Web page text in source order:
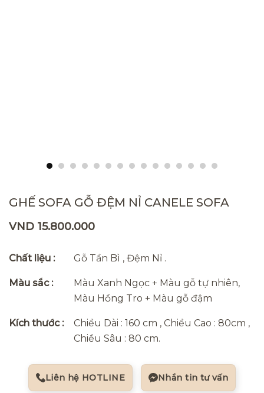
GHẾ SOFA GỖ ĐỆM NỈ CANELE SOFA
VND 15.800.000
Chất liệu : Gỗ Tần Bì , Đệm Nỉ .
Màu sắc :
Màu Xanh Ngọc + Màu gỗ tự nhiên,
Màu Hồng Tro + Màu gỗ đậm
Kích thước :
Chiều Dài : 160 cm , Chiều Cao : 80cm ,
Chiều Sâu : 80 cm.
Liên hệ HOTLINE Nhắn tin tư vấn